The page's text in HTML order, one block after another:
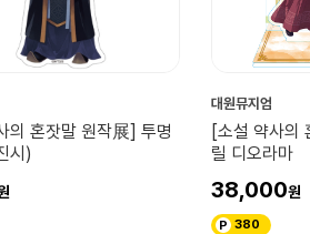
의 혼잣말 원작展] 투명
시)
대원뮤지엄
[소설 약사의
릴 디오라마
38,000
380